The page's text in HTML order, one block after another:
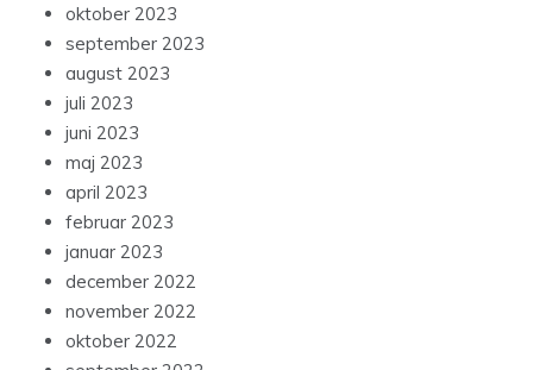
oktober 2023
september 2023
august 2023
juli 2023
juni 2023
maj 2023
april 2023
februar 2023
januar 2023
december 2022
november 2022
oktober 2022